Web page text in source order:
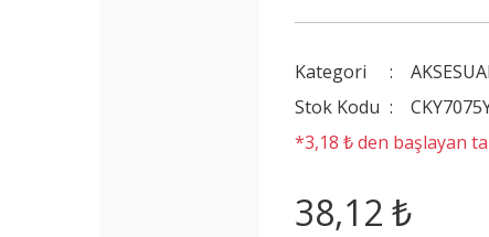
Kategori
Stok Kodu
*3,18 ₺ den başlayan
38,12 ₺